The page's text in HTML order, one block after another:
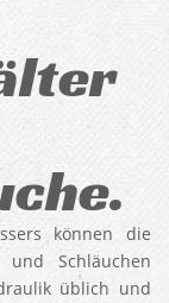
können die
Schläuchen
üblich und